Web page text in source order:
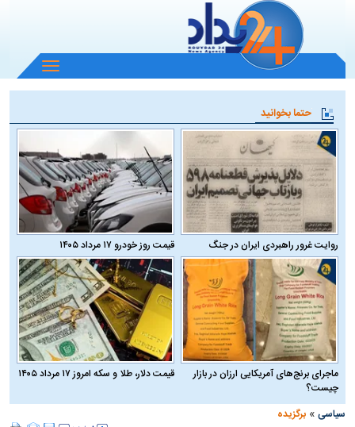
باز
و
منو
حتما بخوانید
روایت غرور راهبردی ایران در جنگ قیمت روز خودرو ۱۷ مرداد ۱۴۰۵
ماجرای برنج‌های آمریکایی ارزان در بازار
چیست؟
قیمت دلار، طلا و سکه امروز ۱۷ مرداد ۱۴۰۵
سیاسی »برگزیده